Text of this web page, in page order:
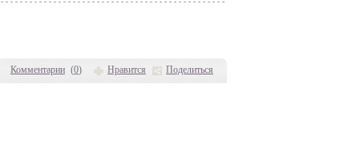
Комментарии (0) Нравится Поделиться